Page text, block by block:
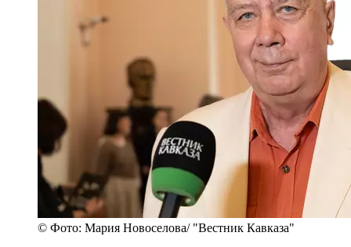
© Фото: Мария Новоселова/ "Вестник Кавказа"